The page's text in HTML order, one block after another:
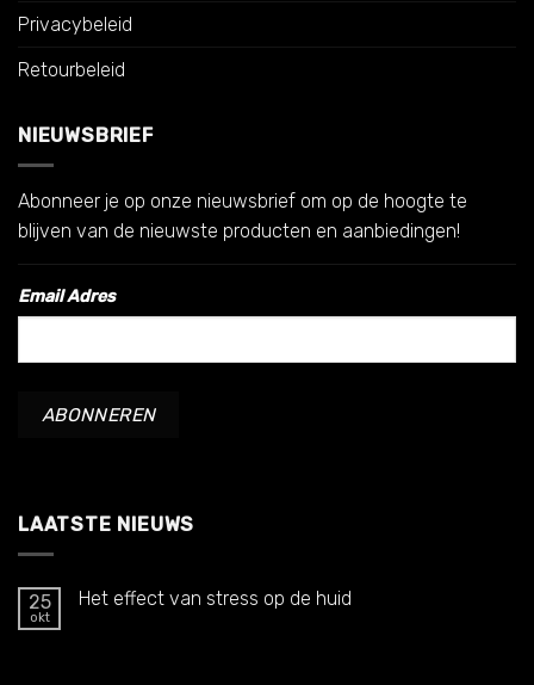
Privacybeleid
Retourbeleid
NIEUWSBRIEF
Abonneer je op onze nieuwsbrief om op de hoogte te
blijven van de nieuwste producten en aanbiedingen!
Email Adres
LAATSTE NIEUWS
25
okt
Het effect van stress op de huid